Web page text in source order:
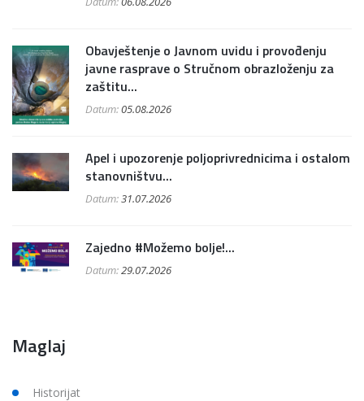
Obavještenje o Javnom uvidu i provođenju
javne rasprave o Stručnom obrazloženju za
zaštitu...
Datum:05.08.2026
Apel i upozorenje poljoprivrednicima i ostalom
stanovništvu...
Datum:31.07.2026
Zajedno #Možemo bolje!...
Datum:29.07.2026
Maglaj
Historijat